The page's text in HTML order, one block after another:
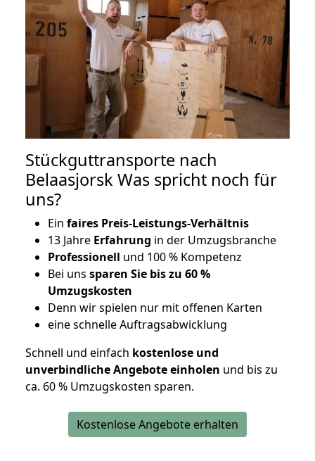
Stückguttransporte nach
Belaasjorsk Was spricht noch für
uns?
Ein faires Preis-Leistungs-Verhältnis
13 Jahre Erfahrung in der Umzugsbranche
Professionell und 100 % Kompetenz
Bei uns sparen Sie bis zu 60 %
Umzugskosten
Denn wir spielen nur mit offenen Karten
eine schnelle Auftragsabwicklung
Schnell und einfach kostenlose und
unverbindliche Angebote einholen und bis zu
ca. 60 % Umzugskosten sparen.
Kostenlose Angebote erhalten